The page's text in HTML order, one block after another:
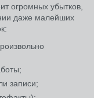
огромных убытков,
даже малейших
записи;